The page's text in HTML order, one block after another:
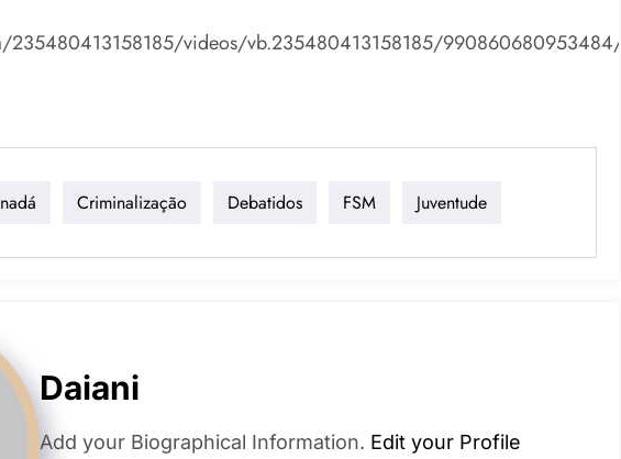
235480413158185/videos/vb.235480413158185/990860680953484/?
Criminalização Debatidos FSM Juventude
Daiani
Add your Biographical Information. Edit your Profile